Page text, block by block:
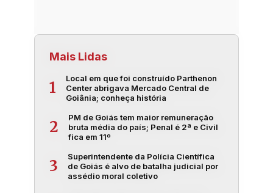
Mais Lidas
1
Local em que foi construído Parthenon
Center abrigava Mercado Central de
Goiânia; conheça história
2
PM de Goiás tem maior remuneração
bruta média do país; Penal é 2ª e Civil
fica em 11º
3
Superintendente da Polícia Científica
de Goiás é alvo de batalha judicial por
assédio moral coletivo